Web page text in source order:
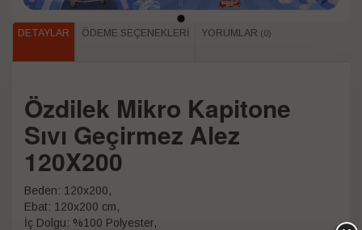
DETAYLAR ÖDEME SEÇENEKLERI YORUMLAR (0)
Özdilek Mikro Kapitone
Sıvı Geçirmez Alez
120X200
Beden: 120x200,
Ebat: 120x200 cm,
İç Dolgu: %100 Polyester,